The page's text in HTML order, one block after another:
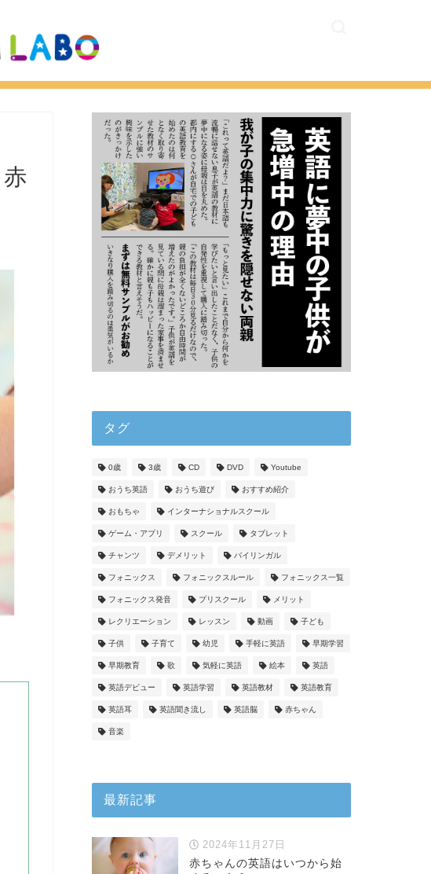
タグ
0歳 3歳 CD DVD Youtube
おうち英語 おうち遊び おすすめ紹介
おもちゃ インターナショナルスクール
ゲーム・アプリ スクール タブレット
チャンツ デメリット バイリンガル
フォニックス フォニックスルール フォニックス一覧
フォニックス発音 プリスクール メリット
レクリエーション レッスン 動画 子ども
子供 子育て 幼児 手軽に英語 早期学習
早期教育 歌 気軽に英語 絵本 英語
英語デビュー 英語学習 英語教材 英語教育
英語耳 英語聞き流し 英語脳 赤ちゃん
音楽
最新記事
2024年11月27日
赤ちゃんの英語はいつから始